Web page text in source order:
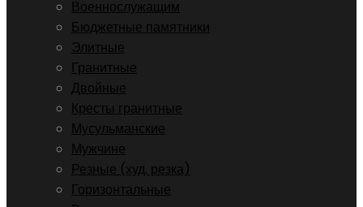
Военнослужащим
Бюджетные памятники
Элитные
Гранитные
Двойные
Кресты гранитные
Мусульманские
Мужчине
Резные (худ. резка)
Горизонтальные